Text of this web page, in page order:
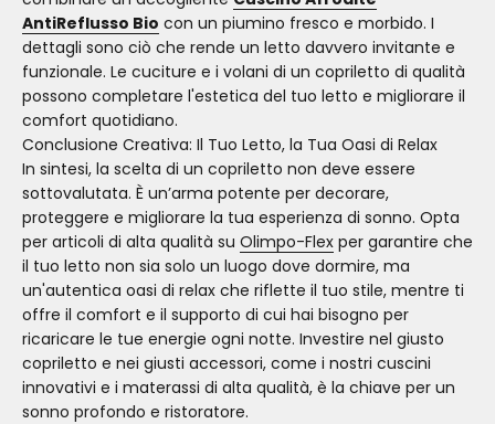
AntiReflusso Bio con un piumino fresco e morbido. I
dettagli sono ciò che rende un letto davvero invitante e
funzionale. Le cuciture e i volani di un copriletto di qualità
possono completare l'estetica del tuo letto e migliorare il
comfort quotidiano.
Conclusione Creativa: Il Tuo Letto, la Tua Oasi di Relax
In sintesi, la scelta di un copriletto non deve essere
sottovalutata. È un’arma potente per decorare,
proteggere e migliorare la tua esperienza di sonno. Opta
per articoli di alta qualità su Olimpo-Flex per garantire che
il tuo letto non sia solo un luogo dove dormire, ma
un'autentica oasi di relax che riflette il tuo stile, mentre ti
offre il comfort e il supporto di cui hai bisogno per
ricaricare le tue energie ogni notte. Investire nel giusto
copriletto e nei giusti accessori, come i nostri cuscini
innovativi e i materassi di alta qualità, è la chiave per un
sonno profondo e ristoratore.